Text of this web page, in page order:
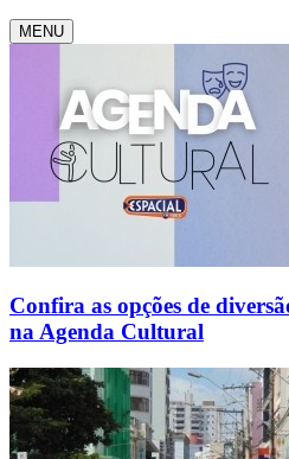
MENU
Confira as opções de
na Agenda Cultural